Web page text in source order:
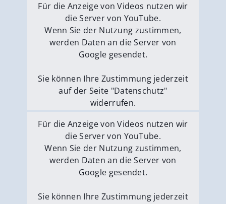
Für die Anzeige von Videos nutzen wir
die Server von YouTube.
Wenn Sie der Nutzung zustimmen,
werden Daten an die Server von
Google gesendet.
Sie können Ihre Zustimmung jederzeit
auf der Seite "Datenschutz"
widerrufen.
Externe Medien erlauben
Für die Anzeige von Videos nutzen wir
die Server von YouTube.
Wenn Sie der Nutzung zustimmen,
werden Daten an die Server von
Google gesendet.
Sie können Ihre Zustimmung jederzeit